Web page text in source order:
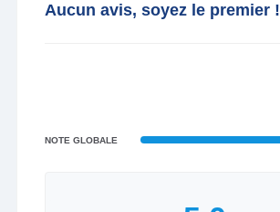
Aucun avis, soyez le premier !
NOTE GLOBALE